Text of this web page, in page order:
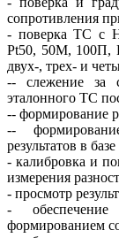
сопротивления
- поверка ТС с
Pt50, 50М, 100П,
двух-, трех- и
-- слежение за
эталонного ТС
-- формирование
--
результатов в
- калибровка и
измерения
- просмотр
-
формированием